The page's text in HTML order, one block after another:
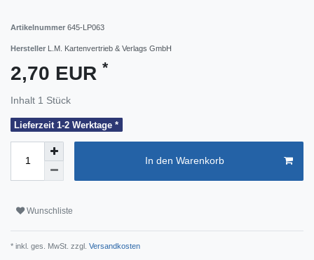
Artikelnummer 645-LP063
Hersteller L.M. Kartenvertrieb & Verlags GmbH
2,70 EUR *
Inhalt 1 Stück
Lieferzeit 1-2 Werktage *
In den Warenkorb
Wunschliste
* inkl. ges. MwSt. zzgl. Versandkosten